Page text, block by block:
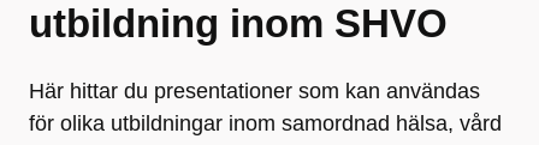
utbildning inom SHVO
Här hittar du presentationer som kan användas
för olika utbildningar inom samordnad hälsa, vård